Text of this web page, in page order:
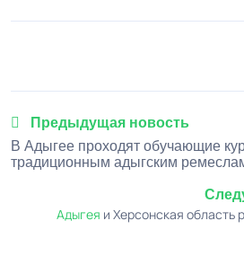
Предыдущая новость
В Адыгее проходят обучающие
традиционным адыгским
Адыгея и Херсонская область